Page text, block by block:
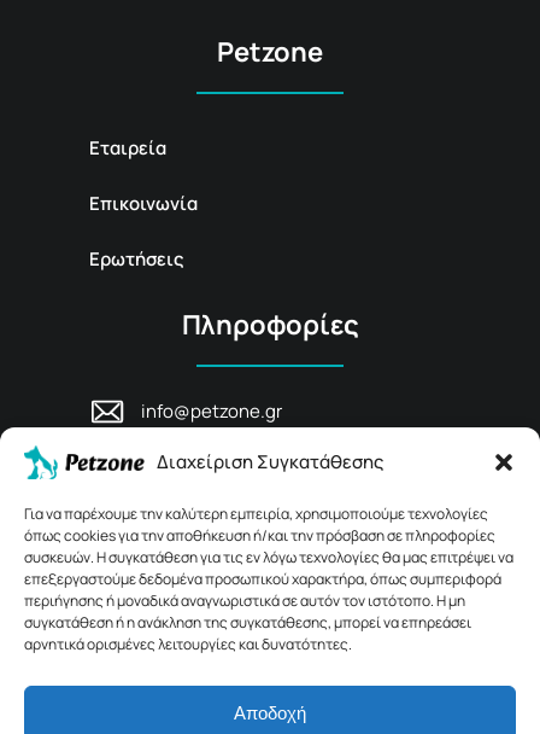
Διαχείριση Συγκατάθεσης
Για να παρέχουμε την καλύτερη εμπειρία, χρησιμοποιούμε τεχνολογίες
όπως cookies για την αποθήκευση ή/και την πρόσβαση σε πληροφορίες
συσκευών. Η συγκατάθεση για τις εν λόγω τεχνολογίες θα μας επιτρέψει να
επεξεργαστούμε δεδομένα προσωπικού χαρακτήρα, όπως συμπεριφορά
περιήγησης ή μοναδικά αναγνωριστικά σε αυτόν τον ιστότοπο. Η μη
συγκατάθεση ή η ανάκληση της συγκατάθεσης, μπορεί να επηρεάσει
αρνητικά ορισμένες λειτουργίες και δυνατότητες.
Αποδοχή
Petzone
Εταιρεία
Επικοινωνία
Ερωτήσεις
Πληροφορίες
info@petzone.gr
Ρέθυμνο, Κρήτη